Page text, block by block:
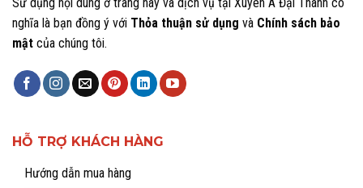
nghĩa là bạn đồng ý với Thỏa thuận sử dụng và Chính sách bảo
mật của chúng tôi.
HỖ TRỢ KHÁCH HÀNG
Hướng dẫn mua hàng